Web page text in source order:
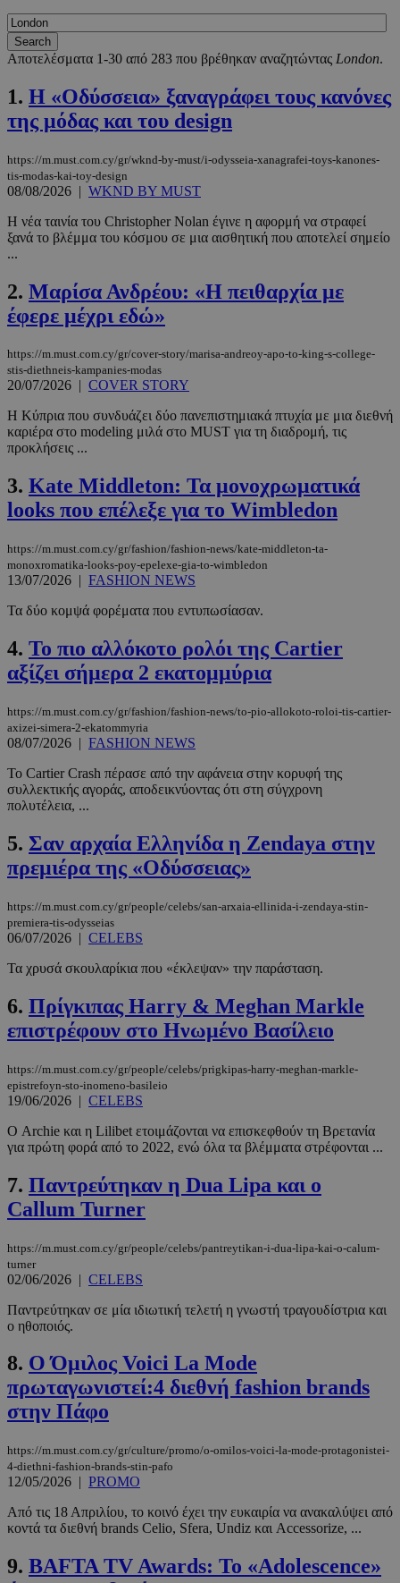
Αποτελέσματα 1-30 από 283 που βρέθηκαν αναζητώντας London.
1. Η «Οδύσσεια» ξαναγράφει τους κανόνες
της μόδας και του design
https://m.must.com.cy/gr/wknd-by-must/i-odysseia-xanagrafei-toys-kanones-
tis-modas-kai-toy-design
08/08/2026 | WKND BY MUST
Η νέα ταινία του Christopher Nolan έγινε η αφορμή να στραφεί
ξανά το βλέμμα του κόσμου σε μια αισθητική που αποτελεί σημείο
...
2. Μαρίσα Ανδρέου: «Η πειθαρχία με
έφερε μέχρι εδώ»
https://m.must.com.cy/gr/cover-story/marisa-andreoy-apo-to-king-s-college-
stis-diethneis-kampanies-modas
20/07/2026 | COVER STORY
Η Κύπρια που συνδυάζει δύο πανεπιστημιακά πτυχία με μια διεθνή
καριέρα στο modeling μιλά στο MUST για τη διαδρομή, τις
προκλήσεις ...
3. Kate Middleton: Τα μονοχρωματικά
looks που επέλεξε για το Wimbledon
https://m.must.com.cy/gr/fashion/fashion-news/kate-middleton-ta-
monoxromatika-looks-poy-epelexe-gia-to-wimbledon
13/07/2026 | FASHION NEWS
Τα δύο κομψά φορέματα που εντυπωσίασαν.
4. Το πιο αλλόκοτο ρολόι της Cartier
αξίζει σήμερα 2 εκατομμύρια
https://m.must.com.cy/gr/fashion/fashion-news/to-pio-allokoto-roloi-tis-cartier-
axizei-simera-2-ekatommyria
08/07/2026 | FASHION NEWS
Το Cartier Crash πέρασε από την αφάνεια στην κορυφή της
συλλεκτικής αγοράς, αποδεικνύοντας ότι στη σύγχρονη
πολυτέλεια, ...
5. Σαν αρχαία Ελληνίδα η Zendaya στην
πρεμιέρα της «Οδύσσειας»
https://m.must.com.cy/gr/people/celebs/san-arxaia-ellinida-i-zendaya-stin-
premiera-tis-odysseias
06/07/2026 | CELEBS
Τα χρυσά σκουλαρίκια που «έκλεψαν» την παράσταση.
6. Πρίγκιπας Harry & Meghan Markle
επιστρέφουν στο Ηνωμένο Βασίλειο
https://m.must.com.cy/gr/people/celebs/prigkipas-harry-meghan-markle-
epistrefoyn-sto-inomeno-basileio
19/06/2026 | CELEBS
Ο Archie και η Lilibet ετοιμάζονται να επισκεφθούν τη Βρετανία
για πρώτη φορά από το 2022, ενώ όλα τα βλέμματα στρέφονται ...
7. Παντρεύτηκαν η Dua Lipa και ο
Callum Turner
https://m.must.com.cy/gr/people/celebs/pantreytikan-i-dua-lipa-kai-o-calum-
turner
02/06/2026 | CELEBS
Παντρεύτηκαν σε μία ιδιωτική τελετή η γνωστή τραγουδίστρια και
ο ηθοποιός.
8. Ο Όμιλος Voici La Mode
πρωταγωνιστεί:4 διεθνή fashion brands
στην Πάφο
https://m.must.com.cy/gr/culture/promo/o-omilos-voici-la-mode-protagonistei-
4-diethni-fashion-brands-stin-pafo
12/05/2026 | PROMO
Από τις 18 Απριλίου, το κοινό έχει την ευκαιρία να ανακαλύψει από
κοντά τα διεθνή brands Celio, Sfera, Undiz και Accessorize, ...
9. BAFTA TV Awards: Το «Adolescence»